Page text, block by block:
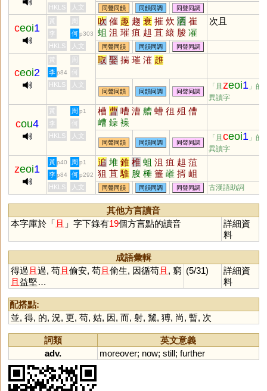
HKLS 人文 同聲同韻 同韻同調 同聲同調
ceoi1
黃 周 吹 催 趣 趨 衰 摧 炊 洒 崔
蛆 沮 璀 疽 趄 苴 縗 脧 凗
幮 漼 砠 鏙 貙 磪 榱 墔 趍
嗺
次且
李 何 p303
HKLS 人文 同聲同韻 同韻同調 同聲同調
ceoi2
黃 周 取 娶 揣 璀 漼 趡
李 p84
何
HKLS
人文
同聲同韻 同韻同調 同聲同調
「且zeoi1 」的
異讀字
cou4
黃 周 p1 槽 曹 嘈 漕 艚 螬 徂 殂 傮
嶆 鐰 襙
李
何
HKLS
人文
同聲同韻 同韻同調 同聲同調
「且ceoi1 」的
異讀字
zeoi1
黃 p40 周 p1 追 堆 錐 椎 蛆 沮 疽 趄 菹
狙 苴 騅 朘 棰 箠 嶉 揟 岨
魋 罝 鵻 雎 葅 隹 砠 跙 娵
李 p84 何 p292
HKLS 人文 同聲同韻 同韻同調 同聲同調 古漢語助詞
其他方言讀音
本字庫於「 且 」字下錄有19個方言點的讀音
詳細資
料
成語彙輯
得過 且 過, 苟且 偷安, 苟且 偷生, 因循苟且 , 窮
且 益堅…
(5/31)
詳細資
料
配搭點:
並, 得, 的, 況, 更, 苟, 姑, 因, 而, 射, 黧, 猼, 尚, 暫, 次
詞類
英文意義
adv.
moreover; now; still; further